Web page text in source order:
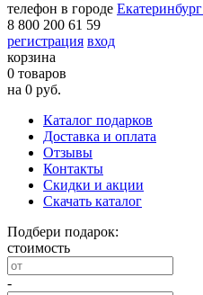
телефон в городе Екатеринбург
8 800 200 61 59
регистрация вход
корзина
0 товаров
на 0 руб.
Каталог подарков
Доставка и оплата
Отзывы
Контакты
Скидки и акции
Скачать каталог
Подбери подарок:
стоимость
-